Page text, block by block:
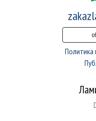
Политика